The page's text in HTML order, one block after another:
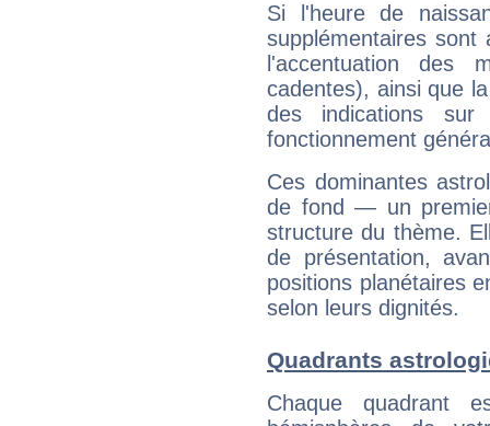
Si l'heure de
supplémentaires sont
l'accentuation des
cadentes), ainsi que
des indications sur
fonctionnement
Ces dominantes
de fond — un
structure du thème.
de présentation,
positions planétaires
selon leurs dignités.
Quadrants
Chaque quadrant